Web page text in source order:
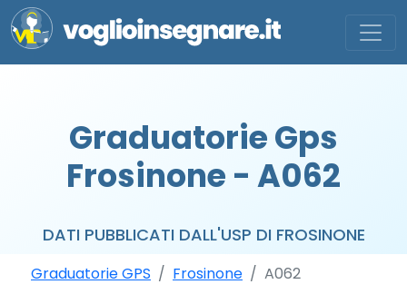
Graduatorie Gps
Frosinone - A062
DATI PUBBLICATI DALL'USP DI FROSINONE
Graduatorie GPS Frosinone A062